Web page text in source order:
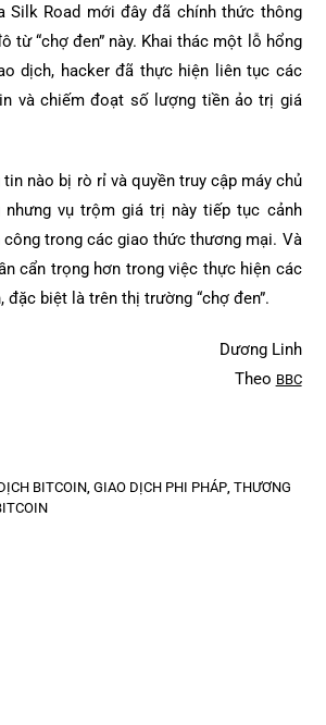
Silk Road mới đây đã chính thức thông
từ “chợ đen” này. Khai thác một lỗ hổng
dịch, hacker đã thực hiện liên tục các
và chiếm đoạt số lượng tiền ảo trị giá
nào bị rò rỉ và quyền truy cập máy chủ
nhưng vụ trộm giá trị này tiếp tục cảnh
công trong các giao thức thương mại. Và
cẩn trọng hơn trong việc thực hiện các
đặc biệt là trên thị trường “chợ đen”.
Dương Linh
Theo BBC
BITCOIN, GIAO DỊCH PHI PHÁP, THƯƠNG